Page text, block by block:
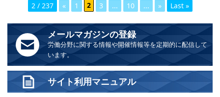
2 / 237 « 1 2 3 ... 10 ... » Last »
メールマガジンの登録
労働分野に関する情報や開催情報等を定期的に配信して
います。
サイト利用マニュアル